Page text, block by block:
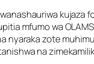
kujaza
mfumo wa
nyaraka zote muhimu
na